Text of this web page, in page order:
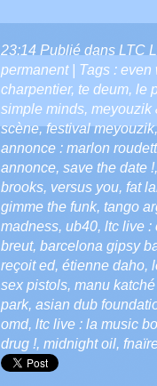
23:14 Publié dans LTC
permanent| Tags : even
charpentier, te deum, le
simple minds, meyouzik
scène,festival meyouzik
annonce : marlon
annonce, save the date !
brooks, versus you, fat
gimme the funk, tango
madness, ub40, ltc live :
breut, barcelona gipsy
reçoit ed, étienne daho,
sex pistols, manu
park, asian dub
omd, ltc live : la music
drug !, midnight oil,